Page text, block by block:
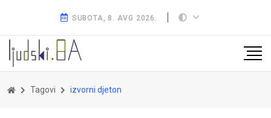
SUBOTA, 8. AVG 2026.
Tagovi izvorni djeton